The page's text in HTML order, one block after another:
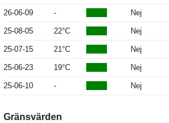
26-06-09 - Nej
25-08-05 22°C Nej
25-07-15 21°C Nej
25-06-23 19°C Nej
25-06-10 - Nej
Gränsvärden